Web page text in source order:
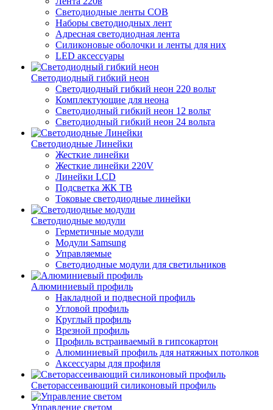
Светодиодные ленты COB
Наборы светодиодных лент
Адресная светодиодная лента
Силиконовые оболочки и ленты для них
LED аксессуары
Светодиодный гибкий неон
Светодиодный гибкий неон 220 вольт
Комплектующие для неона
Светодиодный гибкий неон 12 вольт
Светодиодный гибкий неон 24 вольта
Светодиодные Линейки
Жесткие линейки
Жесткие линейки 220V
Линейки LCD
Подсветка ЖК ТВ
Токовые светодиодные линейки
Светодиодные модули
Герметичные модули
Модули Samsung
Управляемые
Светодиодные модули для светильников
Алюминиевый профиль
Накладной и подвесной профиль
Угловой профиль
Круглый профиль
Врезной профиль
Профиль встраиваемый в гипсокартон
Алюминиевый профиль для натяжных потолков
Аксессуары для профиля
Светорассеивающий силиконовый профиль
Управление светом